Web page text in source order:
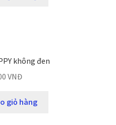
không đen
VNĐ
giỏ hàng